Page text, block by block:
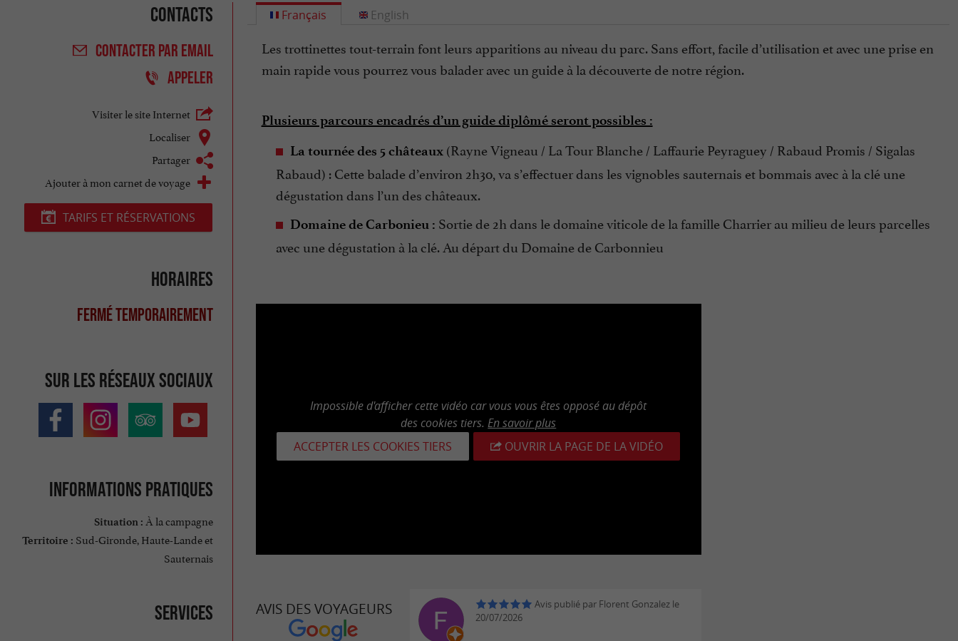
Contacts
CONTACTER PAR EMAIL
APPELER
Visiter le site Internet
Localiser
Partager
Ajouter à mon carnet de voyage
TARIFS ET RÉSERVATIONS
Horaires
Fermé temporairement
Sur les réseaux sociaux
Informations pratiques
Situation : À la campagne
Territoire : Sud-Gironde, Haute-Lande et
Sauternais
Services
Français
Les trottinettes tout-terrain font leurs apparitions au niveau du parc. Sans effort, facile d’utilisation et avec une prise en
main rapide vous pourrez vous balader avec un guide à la découverte de notre région.
Plusieurs parcours encadrés d’un guide diplômé seront possibles :
La tournée des 5 châteaux(Rayne Vigneau / La Tour Blanche / Laffaurie Peyraguey / Rabaud Promis / Sigalas
Rabaud) : Cette balade d’environ 2h30, va s’effectuer dans les vignobles sauternais et bommais avec à la clé une
dégustation dans l’un des châteaux.
Domaine de Carbonieu : Sortie de 2h dans le domaine viticole de la famille Charrier au milieu de leurs parcelles
avec une dégustation à la clé. Au départ du Domaine de Carbonnieu
English
Impossible d'afficher cette vidéo car vous vous êtes opposé au dépôt
des cookies tiers. En savoir plus
ACCEPTER LES COOKIES TIERS
OUVRIR LA PAGE DE LA VIDÉO
AVIS DES VOYAGEURS
Avis publié par Florent Gonzalez le
20/07/2026